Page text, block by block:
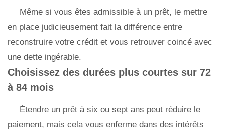
Même si vous êtes admissible à un prêt, le mettre
en place judicieusement fait la différence entre
reconstruire votre crédit et vous retrouver coincé avec
une dette ingérable.
Choisissez des durées plus courtes sur 72
à 84 mois
Étendre un prêt à six ou sept ans peut réduire le
paiement, mais cela vous enferme dans des intérêts